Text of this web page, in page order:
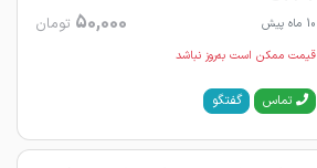
10 ماه پیش 50,000 تومان
قیمت ممکن است به‌روز نباشد
تماس گفتگو